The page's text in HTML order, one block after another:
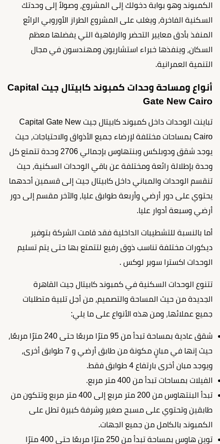
الكمبوند وهو بوابة دخولك إلى المشروع، وصولاً إلى وحدتك
السكنية الفاخرة، ويغلب على المشروع الطراز الأوروبي الرائع
المنفذ بأدق معايير التحضر والرفاهية التي يفضلها معظم
السكان، وينفذها خبراء استشاريون ومهندسون في مجال
التنمية العمرانية.
أنواع ومساحة وحدات كمبوند كابيتال جيت Capital
Gate New Cairo
تباينت الوحدات داخل كمبوند كابيتال جيت Capital Gate New
Cairo بمساحات مختلفة لإرضاء جميع الأذواق والاحتياجات، حيث
يوجد شقق ودوبلكس وبنتهاوس بإجمالي 2706 وحدة تتمتع كل
وحدة بإطلالة رائعة ومختلفة عن باقي الوحدات السكنية، حيث
تنقسم الوحدات والمباني داخل كابيتال جيت إلى قسمين أحدهما
يحتوي على دور أرضي وأربعة طوابق عليا، والآخر مقسم إلى دور
أرضي وسبعة أدوار عليا.
أما بالنسبة للتشطيبات الداخلية فقد قامت الشركة بتوفير
ديكورات مختلفة تناسب ذوق رفيع لتتمتع بها حتى يتم تسليم
الوحدات اكسترا سوبر لوكس .
تتنوع الوحدات السكنية في كمبوند كابيتال جيت القاهرة
الجديدة من حيث المساحة والتصميم، من أجل تلبية متطلبات
جميع عملائها، ومن هذه الأنواع على ما يلي:
شقق عادية بمساحة تبدأ من 95 مترًا مربعًا حتى 240 مترًا مربعًا،
حيث إنها في مبانٍ مكونة من طابق أرضي و 7 طوابق أخرى،
ويوجد مبان أخرى بارتفاع 4 طوابق فقط.
الفيلات بمساحات تبدأ من 400 متر مربع.
تبدأ البنتهاوس من 200 متر مربع إلى 400 متر مربع وتتكون من
طابقين وتحتوي على مسبح صغير وشرفة كبيرة تطل على
الكمبوند بالكامل من جميع الجهات.
توين هاوس بمساحة تبدأ من 250 مترًا مربعًا حتى 400 مترًا